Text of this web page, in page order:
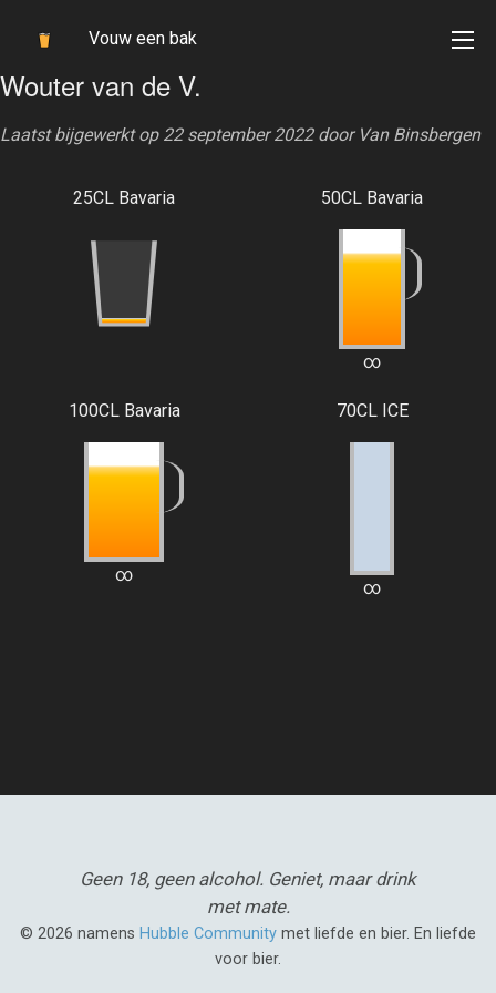
Vouw een bak
Wouter van de V.
Laatst bijgewerkt op 22 september 2022 door Van Binsbergen
25CL Bavaria 50CL Bavaria
∞
100CL Bavaria
∞
70CL ICE
∞
Geen 18, geen alcohol. Geniet, maar drink
met mate.
© 2026 namens Hubble Community met liefde en bier. En liefde
voor bier.